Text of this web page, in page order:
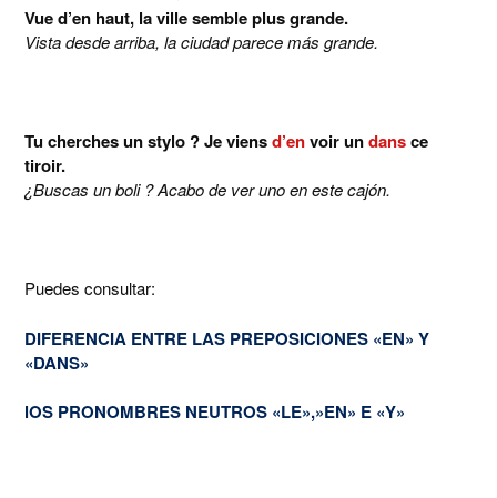
Vue d’en haut, la ville semble plus grande.
Vista desde arriba, la ciudad parece más grande.
Tu cherches un stylo ? Je viensd’envoir undansce
tiroir.
¿Buscas un boli ? Acabo de ver uno en este cajón.
Puedes consultar:
DIFERENCIA ENTRE LAS PREPOSICIONES «EN» Y
«DANS»
lOS PRONOMBRES NEUTROS «LE»,»EN» E «Y»